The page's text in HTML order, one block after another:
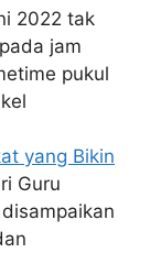
2022 tak
jam
pukul
yang Bikin
Guru